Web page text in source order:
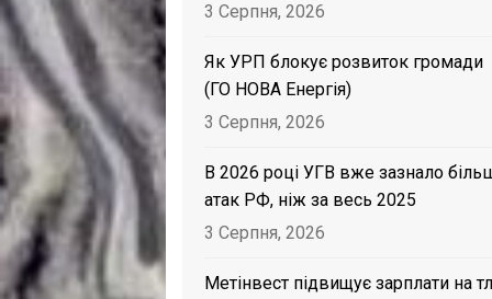
3 Серпня, 2026
Як УРП блокує розвиток громади
(ГО НОВА Енергія)
3 Серпня, 2026
В 2026 році УГВ вже зазнало
атак РФ, ніж за весь 2025
3 Серпня, 2026
Метінвест підвищує зарплати на